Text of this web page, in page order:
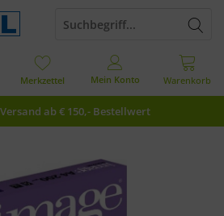
ab € 150,- Bestellwert
Warenkorb
Merkzettel Mein Konto